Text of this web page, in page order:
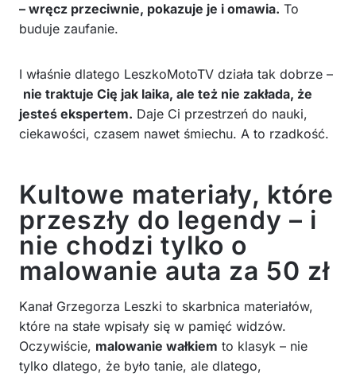
– wręcz przeciwnie, pokazuje je i omawia. To
buduje zaufanie.
I właśnie dlatego LeszkoMotoTV działa tak dobrze –
nie traktuje Cię jak laika, ale też nie zakłada, że
jesteś ekspertem. Daje Ci przestrzeń do nauki,
ciekawości, czasem nawet śmiechu. A to rzadkość.
Kultowe materiały, które
przeszły do legendy – i
nie chodzi tylko o
malowanie auta za 50 zł
Kanał Grzegorza Leszki to skarbnica materiałów,
które na stałe wpisały się w pamięć widzów.
Oczywiście, malowanie wałkiem to klasyk – nie
tylko dlatego, że było tanie, ale dlatego,